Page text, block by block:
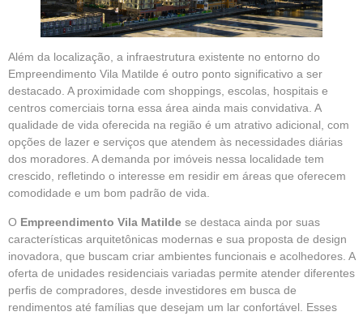
Além da localização, a infraestrutura existente no entorno do
Empreendimento Vila Matilde é outro ponto significativo a ser
destacado. A proximidade com shoppings, escolas, hospitais e
centros comerciais torna essa área ainda mais convidativa. A
qualidade de vida oferecida na região é um atrativo adicional, com
opções de lazer e serviços que atendem às necessidades diárias
dos moradores. A demanda por imóveis nessa localidade tem
crescido, refletindo o interesse em residir em áreas que oferecem
comodidade e um bom padrão de vida.
O Empreendimento Vila Matilde se destaca ainda por suas
características arquitetônicas modernas e sua proposta de design
inovadora, que buscam criar ambientes funcionais e acolhedores. A
oferta de unidades residenciais variadas permite atender diferentes
perfis de compradores, desde investidores em busca de
rendimentos até famílias que desejam um lar confortável. Esses